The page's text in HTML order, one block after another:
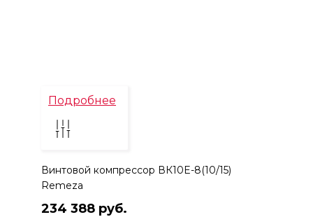
Подробнее
Винтовой компрессор ВК10E-8(10/15)
Remeza
234 388 руб.